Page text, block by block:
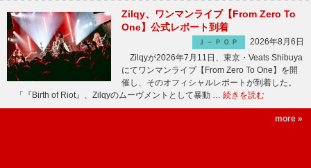
Zilqy、ワンマンライブ【From Zero To
One】公式レポート到着
Ｊ－ＰＯＰ
2026年8月6日
Zilqyが2026年7月11日、東京・Veats Shibuya
にてワンマンライブ【From Zero To One】を開
催し、そのオフィシャルレポートが到着した。
「『Birth of Riot』、Zilqyのムーヴメントとして暴動 … 続きを読む
more »